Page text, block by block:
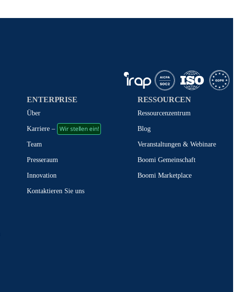
ENTERPRISE
Über
Karriere – Wir stellen ein!
Team
Presseraum
Innovation
Kontaktieren Sie uns
RESSOURCEN
Ressourcenzentrum
Blog
Veranstaltungen & Webinare
Boomi Gemeinschaft
Boomi Marketplace